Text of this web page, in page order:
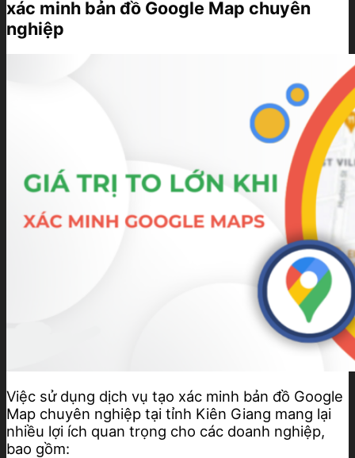
xác minh bản đồ Google Map chuyên
nghiệp
Việc sử dụng dịch vụ tạo xác minh bản đồ Google
Map chuyên nghiệp tại tỉnh Kiên Giang mang lại
nhiều lợi ích quan trọng cho các doanh nghiệp,
bao gồm: